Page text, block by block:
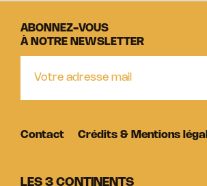
LES 3 CONTINENTS
ABONNEZ-VOUS
À NOTRE NEWSLETTER
Contact Crédits & Mentions